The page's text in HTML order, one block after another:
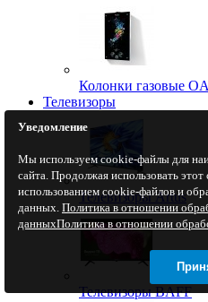
Колонки газовые
Телевизоры
Телевизоры Artus
Телевизоры BAFF
Уведомление
Мы используем cookie-файлы для
сайта. Продолжая использовать этот
использованием cookie-файлов и
данных. Политика в отношении
данныхПолитика в отношении